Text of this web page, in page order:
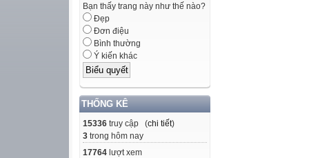
Bạn thấy trang này như thế nào?
Đẹp
Đơn điệu
Bình thường
Ý kiến khác
THỐNG KÊ
15336 truy cập (chi tiết)
3 trong hôm nay
17764 lượt xem